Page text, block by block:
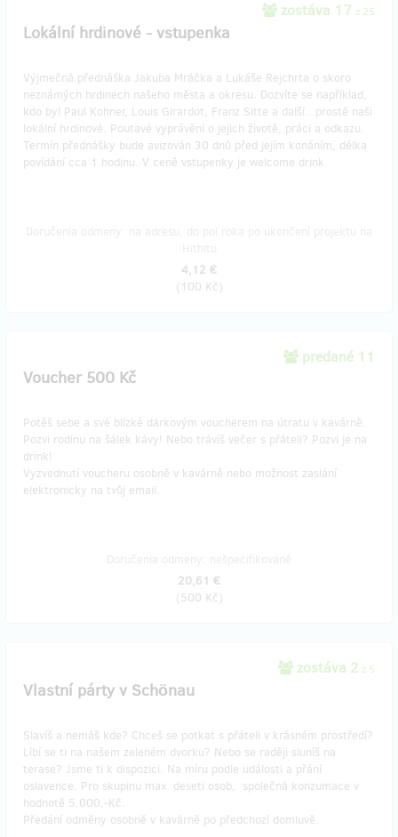
zostáva 17 z 25
Lokální hrdinové - vstupenka
Výjmečná přednáška Jakuba Mráčka a Lukáše Rejchrta o skoro
neznámých hrdinech našeho města a okresu. Dozvíte se například,
kdo byl Paul Kohner, Louis Girardot, Franz Sitte a další...prostě naši
lokální hrdinové. Poutavé vyprávění o jejich životě, práci a odkazu.
Termín přednášky bude avizován 30 dnů před jejím konáním, délka
povídání cca 1 hodinu. V ceně vstupenky je welcome drink.
4,12 €
(100 Kč)
predané 11
Voucher 500 Kč
Potěš sebe a své blízké dárkovým voucherem na útratu v kavárně.
Pozvi rodinu na šálek kávy! Nebo trávíš večer s přáteli? Pozvi je na
drink!
Vyzvednutí voucheru osobně v kavárně nebo možnost zaslání
elektronicky na tvůj email.
20,61 €
(500 Kč)
zostáva 2 z 5
Vlastní párty v Schönau
Slavíš a nemáš kde? Chceš se potkat s přáteli v krásném prostředí?
Líbí se ti na našem zeleném dvorku? Nebo se raději sluníš na
terase? Jsme ti k dispozici. Na míru podle události a přání
oslavence. Pro skupinu max. deseti osob, společná konzumace v
hodnotě 5.000,-Kč.
Předání odměny osobně v kavárně po předchozí domluvě.